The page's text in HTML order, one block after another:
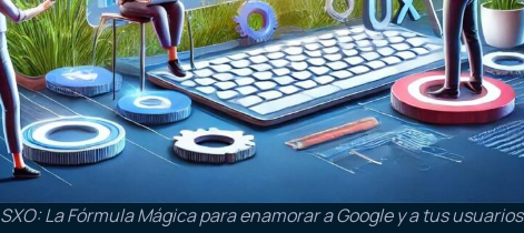
SXO: La Fórmula Mágica para enamorar a Google y a tus usuarios